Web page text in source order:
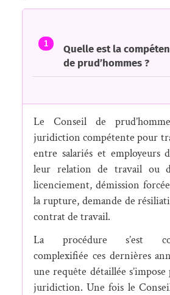
1
Quelle est la
de prud’hommes ?
Le Conseil de
juridiction compétente pour
entre salariés et employeurs
leur relation de travail ou
licenciement, démission
la rupture, demande de
contrat de travail.
La procédure s’est
complexifiée ces dernières
une requête détaillée
juridiction. Une fois le